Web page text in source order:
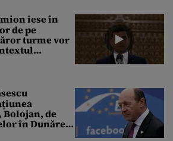
iese în
de pe
turme vor
ovină
de
în Dunăre: